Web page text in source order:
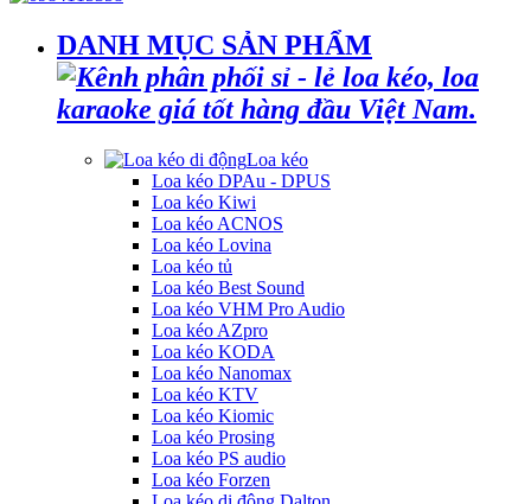
DANH MỤC SẢN PHẨM
Loa kéo
Loa kéo DPAu - DPUS
Loa kéo Kiwi
Loa kéo ACNOS
Loa kéo Lovina
Loa kéo tủ
Loa kéo Best Sound
Loa kéo VHM Pro Audio
Loa kéo AZpro
Loa kéo KODA
Loa kéo Nanomax
Loa kéo KTV
Loa kéo Kiomic
Loa kéo Prosing
Loa kéo PS audio
Loa kéo Forzen